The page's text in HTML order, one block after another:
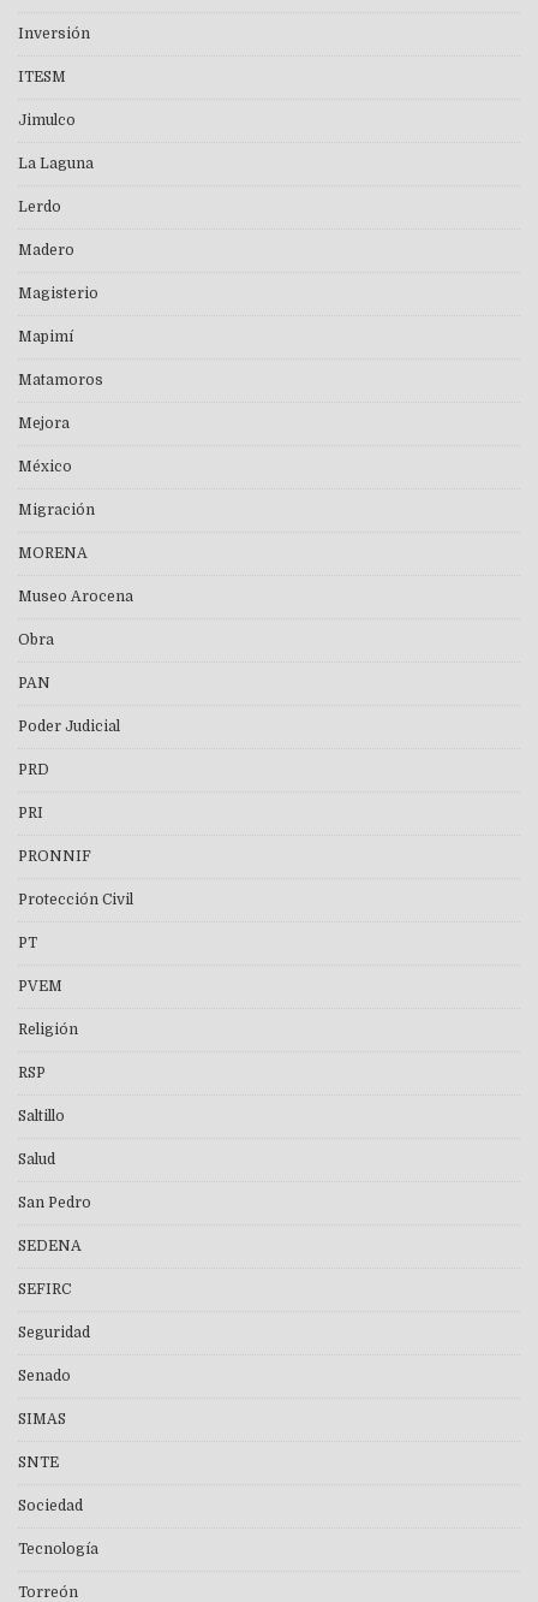
Inversión
ITESM
Jimulco
La Laguna
Lerdo
Madero
Magisterio
Mapimí
Matamoros
Mejora
México
Migración
MORENA
Museo Arocena
Obra
PAN
Poder Judicial
PRD
PRI
PRONNIF
Protección Civil
PT
PVEM
Religión
RSP
Saltillo
Salud
San Pedro
SEDENA
SEFIRC
Seguridad
Senado
SIMAS
SNTE
Sociedad
Tecnología
Torreón